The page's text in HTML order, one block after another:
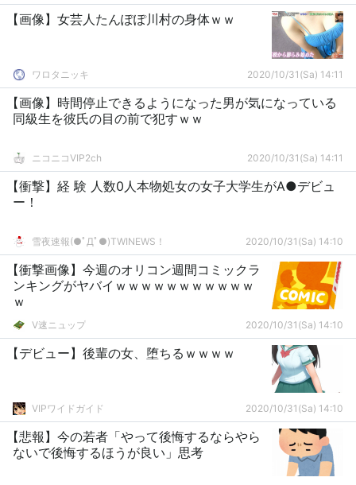
【画像】女芸人たんぽぽ川村の身体ｗｗ
ワロタニッキ 2020/10/31(Sa) 14:11
【画像】時間停止できるようになった男が気になっている
同級生を彼氏の目の前で犯すｗｗ
ニコニコVIP2ch 2020/10/31(Sa) 14:11
【衝撃】経 験 人数0人本物処女の女子大学生がA●デビュ
ー！
雪夜速報(●ﾟДﾟ●)TWINEWS！ 2020/10/31(Sa) 14:10
【衝撃画像】今週のオリコン週間コミックラ
ンキングがヤバイｗｗｗｗｗｗｗｗｗｗｗ
ｗ
V速ニュップ 2020/10/31(Sa) 14:10
【デビュー】後輩の女、堕ちるｗｗｗｗ
VIPワイドガイド 2020/10/31(Sa) 14:10
【悲報】今の若者「やって後悔するならやら
ないで後悔するほうが良い」思考